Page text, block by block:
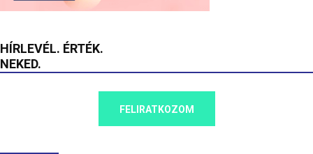
HÍRLEVÉL. ÉRTÉK.
NEKED.
FELIRATKOZOM